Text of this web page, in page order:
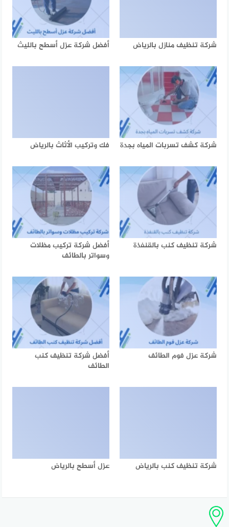
شركة تنظيف منازل بالرياض أفضل شركة عزل أسطح بالليث
شركة كشف تسربات المياه بجدة فك وتركيب الأثاث بالرياض
شركة تنظيف كنب بالقنفذة
أفضل شركة تركيب مظلات
وسواتر بالطائف
شركة عزل فوم الطائف
أفضل شركة تنظيف كنب
الطائف
شركة تنظيف كنب بالرياض عزل أسطح بالرياض